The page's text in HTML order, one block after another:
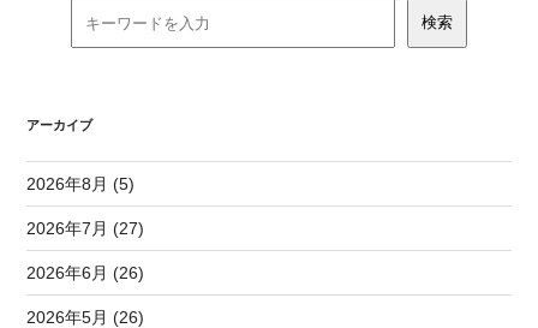
アーカイブ
2026年8月 (5)
2026年7月 (27)
2026年6月 (26)
2026年5月 (26)